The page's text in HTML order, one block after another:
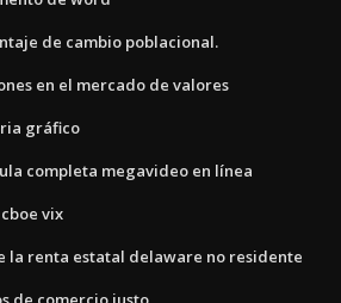
de cambio poblacional.
en el mercado de valores
gráfico
completa megavideo en línea
vix
la renta estatal delaware no residente